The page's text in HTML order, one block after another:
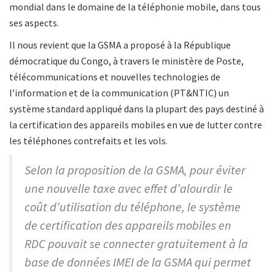
mondial dans le domaine de la téléphonie mobile, dans tous
ses aspects.
Il nous revient que la GSMA a proposé à la République
démocratique du Congo, à travers le ministère de Poste,
télécommunications et nouvelles technologies de
l’information et de la communication (PT&NTIC) un
système standard appliqué dans la plupart des pays destiné à
la certification des appareils mobiles en vue de lutter contre
les téléphones contrefaits et les vols.
Selon la proposition de la GSMA, pour éviter
une nouvelle taxe avec effet d’alourdir le
coût d’utilisation du téléphone, le système
de certification des appareils mobiles en
RDC pouvait se connecter gratuitement à la
base de données IMEI de la GSMA qui permet